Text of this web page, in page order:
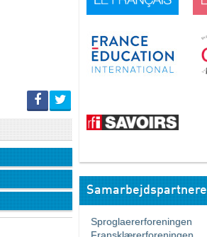
Samarbejdspartnere
Sproglaererforeningen